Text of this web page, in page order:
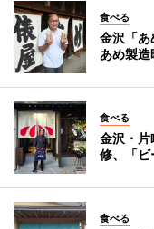
食べる
金沢「
あめ製
食べる
金沢・
修、「ビ
食べる